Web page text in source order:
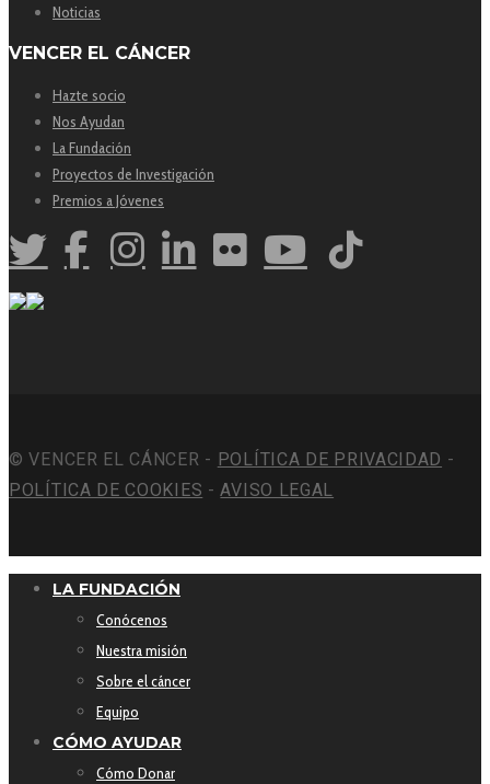
Noticias
VENCER EL CÁNCER
Hazte socio
Nos Ayudan
La Fundación
Proyectos de Investigación
Premios a Jóvenes
© VENCER EL CÁNCER - POLÍTICA DE PRIVACIDAD -
POLÍTICA DE COOKIES -AVISO LEGAL
LA FUNDACIÓN
Conócenos
Nuestra misión
Sobre el cáncer
Equipo
CÓMO AYUDAR
Cómo Donar